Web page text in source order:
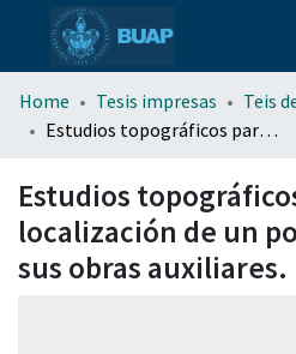
menu.section.about_menu
Home Tesis impresas
Teis
Estudios topográficos para la localización de un pozo petrolero y sus obras auxiliares.
Estudios
localización de un
sus obras auxiliares.